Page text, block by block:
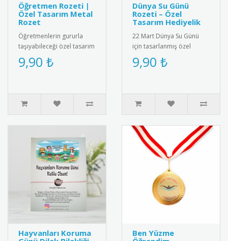
Öğretmen Rozeti |
Özel Tasarım Metal
Rozet
Öğretmenlerin gururla
taşıyabileceği özel tasarım
metal rozet. Yüksek kaliteli
metal malzemeden üret..
9,90 ₺
Dünya Su Günü
Rozeti – Özel
Tasarım Hediyelik
22 Mart Dünya Su Günü
için tasarlanmış özel
rozetler. Mavi tonlu su
damlası ve dünya ikonu ile
9,90 ₺
Hayvanları Koruma
Ben Yüzme